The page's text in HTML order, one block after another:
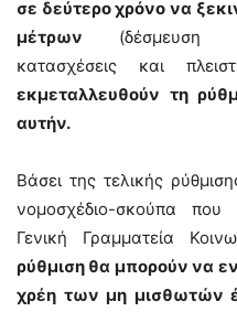
σε δεύτερο χρόνο να
μέτρων (δέσμευση
κατασχέσεις και
εκμεταλλευθούν τη
αυτήν.
Βάσει της τελικής
νομοσχέδιο-σκούπα που
Γενική Γραμματεία
ρύθμιση θα μπορούν να
χρέη των μη μισθωτών